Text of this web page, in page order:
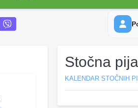
Stočna
KALENDAR STOČNIH